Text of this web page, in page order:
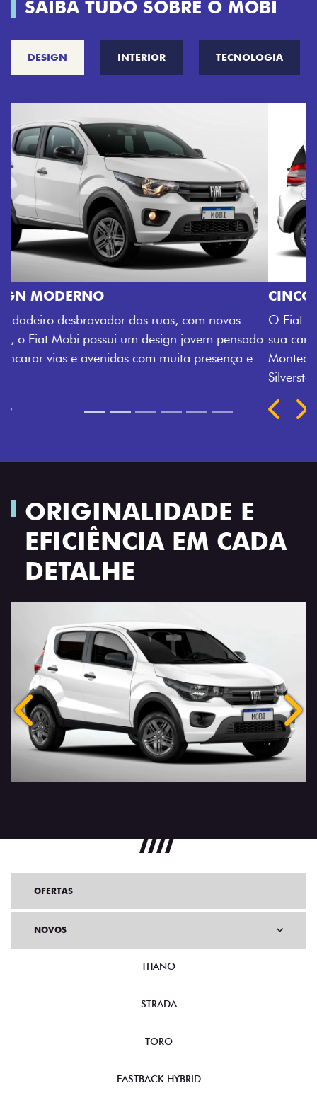
SAIBA TUDO SOBRE O MOBI
DESIGN INTERIOR TECNOLOGIA
CINCO OPÇÕES DE CORES
O Fiat Mobi tem sempre uma opção de cor que é a
sua cara. Escolha entre o Preto Vulcano, Vermelho
Montecarlo, Branco Banchisa, Prata Bari e Cinza
Rodas de liga leve
ORIGINALIDADE E
EFICIÊNCIA EM CADA
DETALHE
Anterior
OFERTAS
NOVOS
TITANO
STRADA
TORO
FASTBACK HYBRID